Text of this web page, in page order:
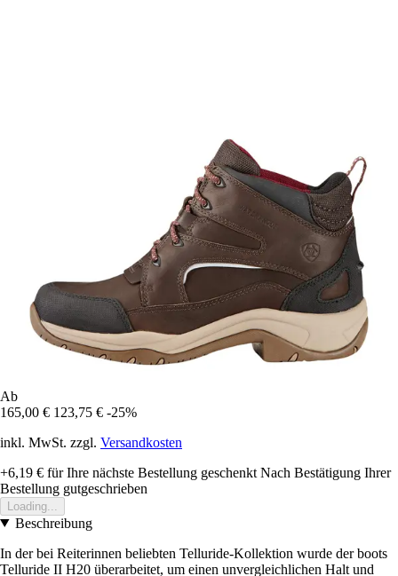
Ab
165,00 € 123,75 € -25%
inkl. MwSt. zzgl. Versandkosten
+6,19 € für Ihre nächste Bestellung geschenkt Nach Bestätigung Ihrer
Bestellung gutgeschrieben
Loading...
Beschreibung
In der bei Reiterinnen beliebten Telluride-Kollektion wurde der boots
Telluride II H20 überarbeitet, um einen unvergleichlichen Halt und